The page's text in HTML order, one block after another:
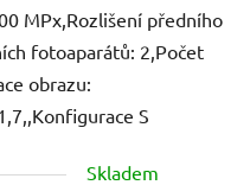
MPx,Rozlišení předního
fotoaparátů: 2,Počet
obrazu:
S
Skladem